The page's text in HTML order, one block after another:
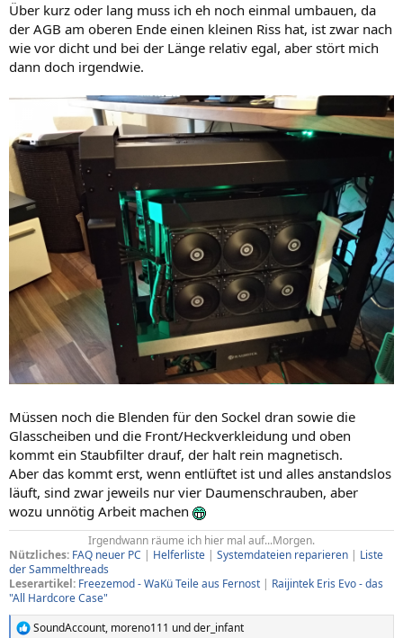
Über kurz oder lang muss ich eh noch einmal umbauen, da
der AGB am oberen Ende einen kleinen Riss hat, ist zwar nach
wie vor dicht und bei der Länge relativ egal, aber stört mich
dann doch irgendwie.
Müssen noch die Blenden für den Sockel dran sowie die
Glasscheiben und die Front/Heckverkleidung und oben
kommt ein Staubfilter drauf, der halt rein magnetisch.
Aber das kommt erst, wenn entlüftet ist und alles anstandslos
läuft, sind zwar jeweils nur vier Daumenschrauben, aber
wozu unnötig Arbeit machen
Irgendwann räume ich hier mal auf...Morgen.​
Nützliches: FAQ neuer PC | Helferliste | Systemdateien reparieren | Liste
der Sammelthreads
Leserartikel: Freezemod - WaKü Teile aus Fernost | Raijintek Eris Evo - das
"All Hardcore Case"
R SoundAccount, moreno111 undder_infant